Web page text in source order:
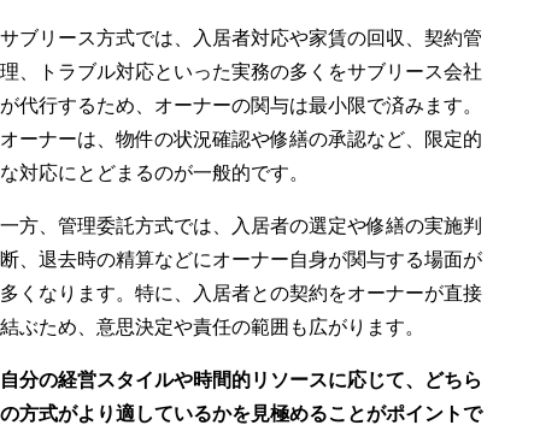
サブリース方式では、入居者対応や家賃の回収、契約管
理、トラブル対応といった実務の多くをサブリース会社
が代行するため、オーナーの関与は最小限で済みます。
オーナーは、物件の状況確認や修繕の承認など、限定的
な対応にとどまるのが一般的です。
一方、管理委託方式では、入居者の選定や修繕の実施判
断、退去時の精算などにオーナー自身が関与する場面が
多くなります。特に、入居者との契約をオーナーが直接
結ぶため、意思決定や責任の範囲も広がります。
自分の経営スタイルや時間的リソースに応じて、どちら
の方式がより適しているかを見極めることがポイントで